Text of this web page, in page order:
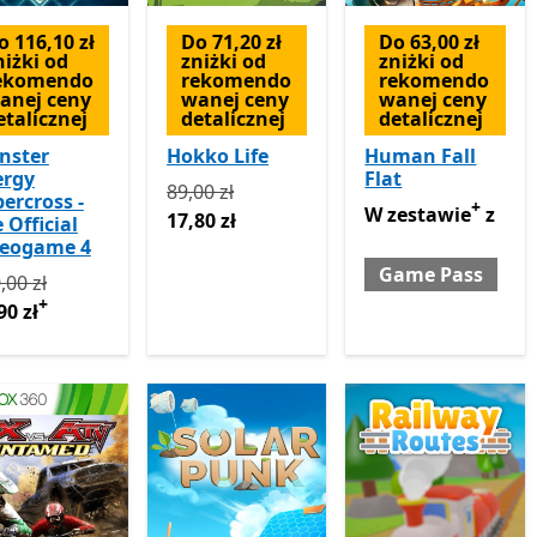
116,10 zł
od
ceny
-
Official
4
129,00 zł teraz 12,90 zł
Oferty zakupu w aplikacji
zł
zł+
Do 71,20 zł
zniżki od
rekomendo
wanej ceny
detalicznej
Hokko Life
Pierwotnie 89,00 zł teraz 17,80 zł
89,00 zł
17,80 zł
Do 63,00 zł
zniżki od
rekomendo
wanej ceny
detalicznej
Human Fall
Flat
W zestawie z
W zestawie+ z
Game Pass